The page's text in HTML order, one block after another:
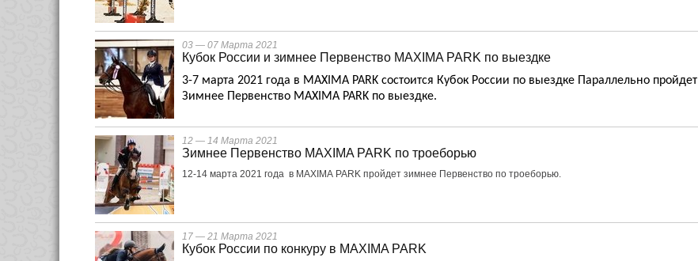
03 — 07 Марта 2021
Кубок России и зимнее Первенство MAXIMA PARK по выездке
3-7 марта 2021 года в MAXIMA PARK состоится Кубок России по выездке Параллельно пройдет
Зимнее Первенство MAXIMA PARK по выездке.
12 — 14 Марта 2021
Зимнее Первенство MAXIMA PARK по троеборью
12-14 марта 2021 года в MAXIMA PARK пройдет зимнее Первенство по троеборью.
17 — 21 Марта 2021
Кубок России по конкуру в MAXIMA PARK